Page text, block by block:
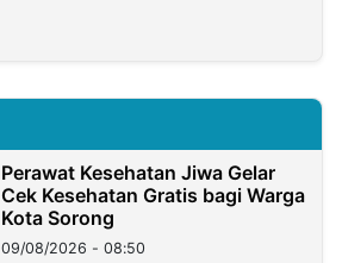
Perawat Kesehatan Jiwa Gelar
Cek Kesehatan Gratis bagi Warga
Kota Sorong
09/08/2026 - 08:50